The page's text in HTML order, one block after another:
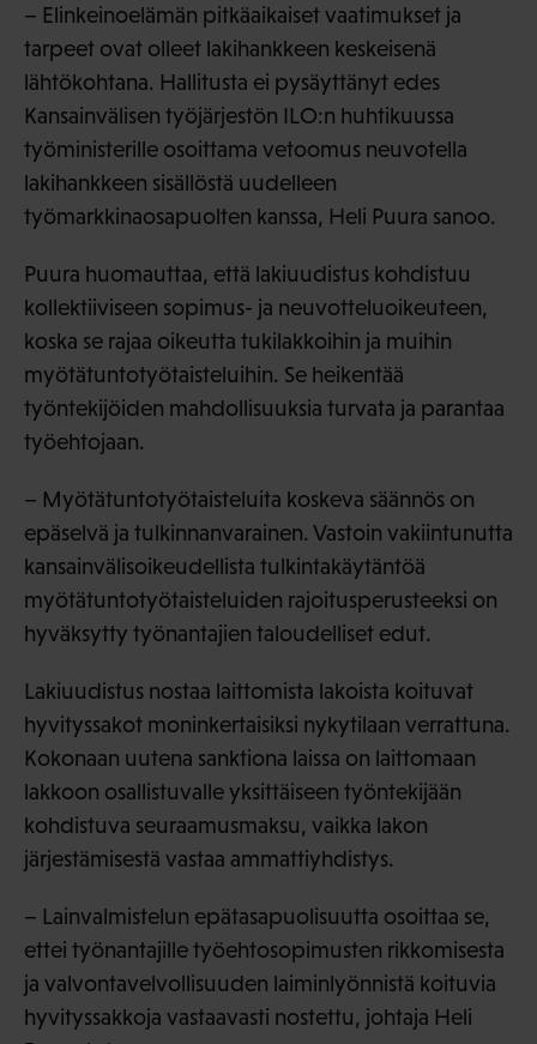
– Elinkeinoelämän pitkäaikaiset vaatimukset ja
tarpeet ovat olleet lakihankkeen keskeisenä
lähtökohtana. Hallitusta ei pysäyttänyt edes
Kansainvälisen työjärjestön ILO:n huhtikuussa
työministerille osoittama vetoomus neuvotella
lakihankkeen sisällöstä uudelleen
työmarkkinaosapuolten kanssa, Heli Puura sanoo.
Puura huomauttaa, että lakiuudistus kohdistuu
kollektiiviseen sopimus- ja neuvotteluoikeuteen,
koska se rajaa oikeutta tukilakkoihin ja muihin
myötätuntotyötaisteluihin. Se heikentää
työntekijöiden mahdollisuuksia turvata ja parantaa
työehtojaan.
– Myötätuntotyötaisteluita koskeva säännös on
epäselvä ja tulkinnanvarainen. Vastoin vakiintunutta
kansainvälisoikeudellista tulkintakäytäntöä
myötätuntotyötaisteluiden rajoitusperusteeksi on
hyväksytty työnantajien taloudelliset edut.
Lakiuudistus nostaa laittomista lakoista koituvat
hyvityssakot moninkertaisiksi nykytilaan verrattuna.
Kokonaan uutena sanktiona laissa on laittomaan
lakkoon osallistuvalle yksittäiseen työntekijään
kohdistuva seuraamusmaksu, vaikka lakon
järjestämisestä vastaa ammattiyhdistys.
– Lainvalmistelun epätasapuolisuutta osoittaa se,
ettei työnantajille työehtosopimusten rikkomisesta
ja valvontavelvollisuuden laiminlyönnistä koituvia
hyvityssakkoja vastaavasti nostettu, johtaja Heli